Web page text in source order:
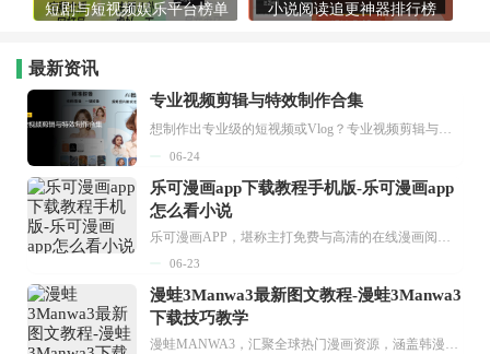
短剧与短视频娱乐平台榜单 小说阅读追更神器排行榜
最新资讯
专业视频剪辑与特效制作合集
想制作出专业级的短视频或Vlog？专业视频剪辑与特效制作大全专题为你提供了从剪辑、抠像到特效包装的全套解决方案。无论是添加炫酷的片头、进行精准的视频抠图，还是制...
06-24
乐可漫画app下载教程手机版-乐可漫画app
怎么看小说
乐可漫画APP，堪称主打免费与高清的在线漫画阅读神器。其官方版提供海量完整版漫画资源，无论是国内漫画，还是日漫、韩漫、台漫、美漫等国外漫画，应有尽有，随时供你阅读。只需轻点一下，便能直接进入阅读界面。不仅如此，乐可漫画最新版本更新速度极快，在这里，你总能抢先看到全网一手漫画章节内容！...
06-23
漫蛙3Manwa3最新图文教程-漫蛙3Manwa3
下载技巧教学
漫蛙MANWA3，汇聚全球热门漫画资源，涵盖韩漫、欧美漫画、国漫等多种类型，题材丰富多样，全方位满足用户阅读喜好。它不仅是阅读平台，更是创作平台，为广大用户打造零门槛创作环境。...